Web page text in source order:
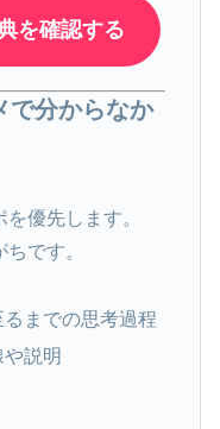
を確認する
で分からなか
優先します。
です。
るまでの思考過程
や説明